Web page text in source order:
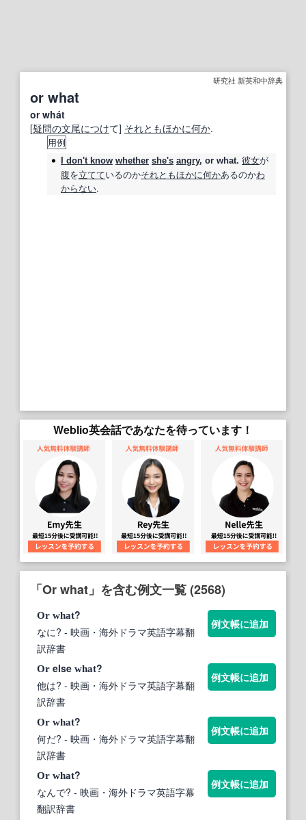
研究社 新英和中辞典
or what
or whát
[疑問の文尾につけて] それともほかに何か.
用例
I don't know whether she's angry, or what. 彼女が
腹を立てているのかそれともほかに何かあるのかわ
からない.
Weblio英会話であなたを待っています！
「Or what」を含む例文一覧 (2568)
Or what?
なに? - 映画・海外ドラマ英語字幕翻
訳辞書
例文帳に追加
Or else what?
他は? - 映画・海外ドラマ英語字幕翻
訳辞書
例文帳に追加
Or what?
何だ? - 映画・海外ドラマ英語字幕翻
訳辞書
例文帳に追加
Or what?
なんで? - 映画・海外ドラマ英語字幕
翻訳辞書
例文帳に追加